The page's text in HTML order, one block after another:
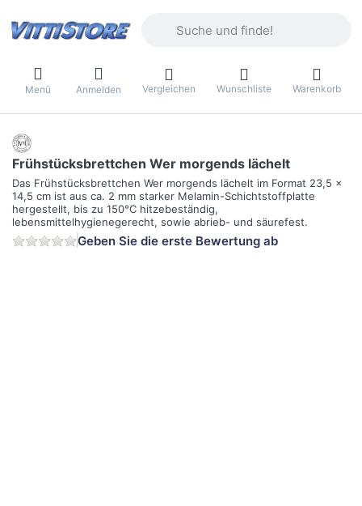
Menü Anmelden Vergleichen Wunschliste Warenkorb
Frühstücksbrettchen Wer morgends lächelt
Das Frühstücksbrettchen Wer morgends lächelt im Format 23,5 x
14,5 cm ist aus ca. 2 mm starker Melamin-Schichtstoffplatte
hergestellt, bis zu 150°C hitzebeständig,
lebensmittelhygienegerecht, sowie abrieb- und säurefest.
Geben Sie die erste Bewertung ab